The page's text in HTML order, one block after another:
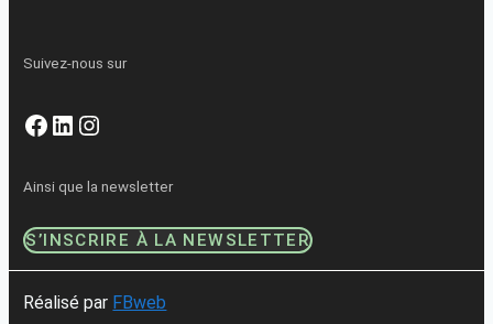
Suivez-nous sur
Facebook
LinkedIn
Instagram
Ainsi que la newsletter
S’INSCRIRE À LA NEWSLETTER
Réalisé par FBweb